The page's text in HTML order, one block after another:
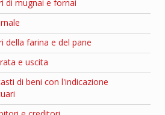
di mugnai e fornai
della farina e del pane
e uscita
di beni con l'indicazione